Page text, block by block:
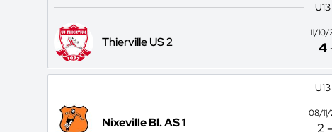
Thierville US 2
11/
4
Nixeville Bl. AS 1
08/
2 -